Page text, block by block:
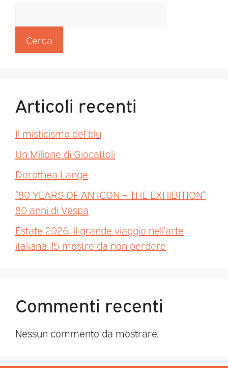
Cerca
Articoli recenti
Il misticismo del blu
Un Milione di Giocattoli
Dorothea Lange
“80 YEARS OF AN ICON – THE EXHIBITION”
80 anni di Vespa
Estate 2026: il grande viaggio nell’arte
italiana. 15 mostre da non perdere
Commenti recenti
Nessun commento da mostrare.